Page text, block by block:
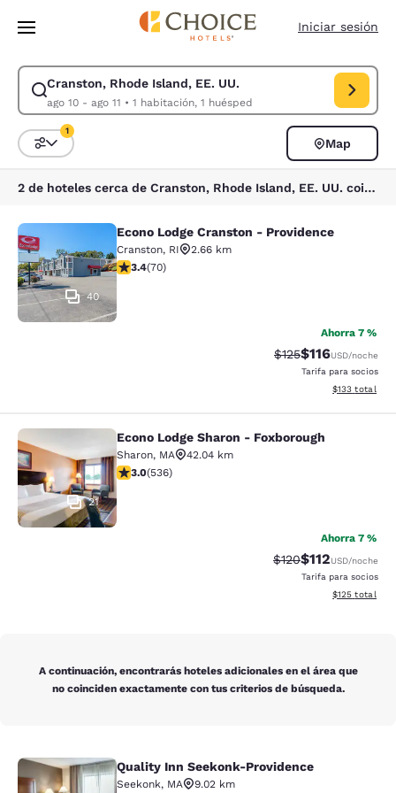
Pasar A Contenido Principal
Iniciar sesión
Cranston, Rhode Island, EE. UU.
ago 10 - ago 11 • 1 habitación, 1 huésped
Modificar la búsqueda de Cranston, Rhode Island, EE. UU.. Fecha de
Ordenar y filtrar
1
Map
2 de hoteles cerca de Cranston, Rhode Island, EE. UU. coinciden con tus filtros
Econo Lodge Cranston - Providence
40
Econo Lodge Cranston - Providence
Cranston, RI
2.66 km
calificación de 3.39 estrellas. Bueno. 70 reseñas
3.4(70)
Ahorra 7 %
Precio tachado:
$125Precio con
$116USD/noche
Tarifa para socios
Ver detalles
$133 total
Econo Lodge Sharon - Foxborough
21
Econo Lodge Sharon - Foxborough
Sharon, MA
42.04 km
calificación de 3.01 estrellas. Feria. 536 reseñas
3.0(536)
Ahorra 7 %
Precio tachado:
$120Precio con
$112USD/noche
Tarifa para socios
Ver detalles
$125 total
A continuación, encontrarás hoteles adicionales en el área que
no coinciden exactamente con tus criterios de búsqueda.
Quality Inn Seekonk-Providence
Quality Inn Seekonk-Providence
Seekonk, MA
9.02 km